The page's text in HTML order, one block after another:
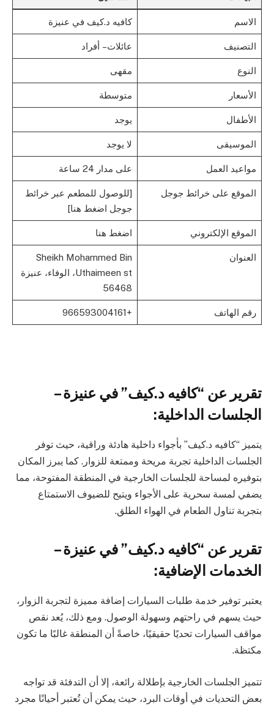
الاسم كافيه د.كيف في عنيزة
التصنيف عائلات – أفراد
النوع مقهى
الأسعار متوسطة
الأطفال يوجد
الموسيقى لا يوجد
مواعيد العمل على مدار 24 ساعة
الموقع على خرائط جوجل
[للوصول للمطعم عبر خرائط
جوجل اضغط هنا]
الموقع الإلكتروني اضغط هنا
العنوان
Sheikh Mohammed Bin
Uthaimeen st، الوفاء، عنيزة
56468
رقم الهاتف +966593004161
تقرير عن “كافيه د.كيف” في عنيزة –
الجلسات الداخلية:
يتميز “كافيه د.كيف” بأجواء داخلية هادئة وراقية، حيث توفر
الجلسات الداخلية تجربة مريحة وممتعة للزوار. كما يبرز المكان
بتوفيره لمساحة للجلسات الخارجية في المنطقة المفتوحة، مما
يضفي لمسة سحرية على الأجواء ويتيح للضيوف الاستمتاع
بتجربة تناول الطعام في الهواء الطلق.
تقرير عن “كافيه د.كيف” في عنيزة –
الخدمات الإضافية:
يعتبر توفير خدمة طلبات السيارات إضافة مميزة لتجربة الزوار،
حيث يسهم في راحتهم وسهولة الوصول. ومع ذلك، يُعد نقص
مواقف السيارات تحديًا حقيقيًا، خاصةً أن المنطقة غالبًا ما تكون
مكتظة.
تتميز الجلسات الخارجية بإطلالة رائعة، إلا أن التدفئة قد تواجه
بعض التحديات في أوقات البرد، حيث يمكن أن تُعتبر أحيانًا مجرد